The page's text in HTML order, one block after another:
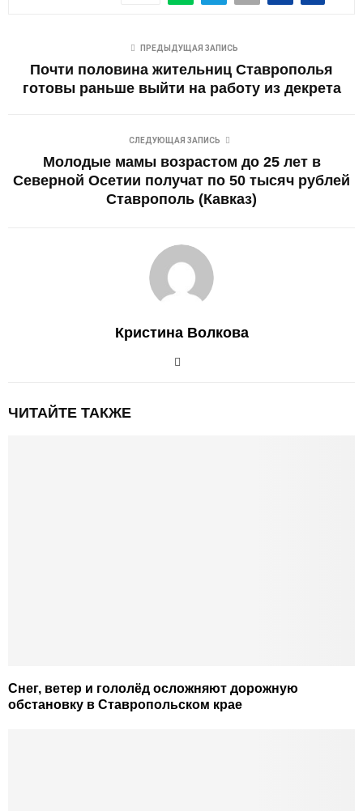
ПРЕДЫДУЩАЯ ЗАПИСЬ
Почти половина жительниц Ставрополья
готовы раньше выйти на работу из декрета
СЛЕДУЮЩАЯ ЗАПИСЬ
Молодые мамы возрастом до 25 лет в
Северной Осетии получат по 50 тысяч рублей
Ставрополь (Кавказ)
Кристина Волкова
ЧИТАЙТЕ ТАКЖЕ
Снег, ветер и гололëд осложняют дорожную
обстановку в Ставропольском крае